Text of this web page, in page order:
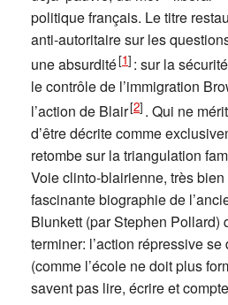
politique français. Le titre
anti-autoritaire sur les
une absurdité[1] : sur la
le contrôle de l’immigration
l’action de Blair[2] . Qui ne
d’être décrite comme
retombe sur la triangulation
Voie clinto-blairienne, très
fascinante biographie de
Blunkett (par Stephen Pollard)
terminer: l’action répressive se
(comme l’école ne doit plus
savent pas lire, écrire et